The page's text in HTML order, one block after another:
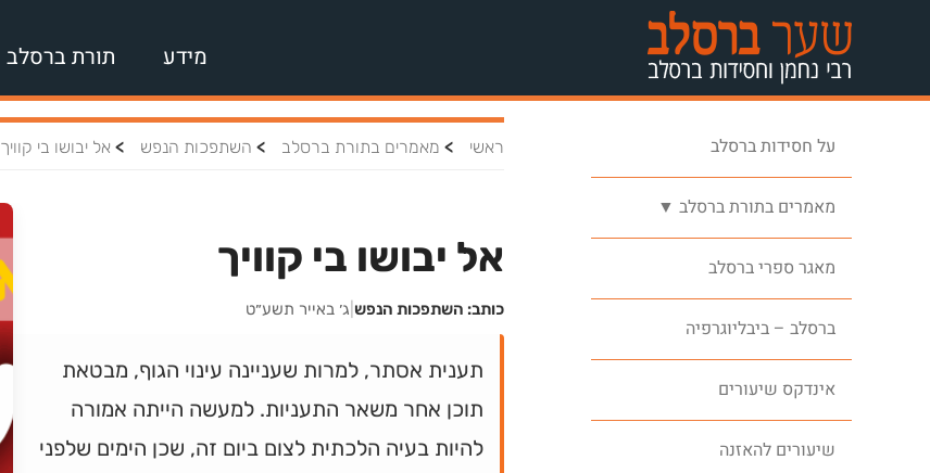
מידע תורת ברסלב
על חסידות ברסלב
מאמרים בתורת ברסלב ▼
מאגר ספרי ברסלב
ברסלב – ביבליוגרפיה
אינדקס שיעורים
שיעורים להאזנה
ראשי > מאמרים בתורת ברסלב > השתפכות הנפש > אל יבושו בי קוויך
אל יבושו בי קוויך
כותב: השתפכות הנפש ג׳ באייר תשע״ט
תענית אסתר, למרות שעניינה עינוי הגוף, מבטאת
תוכן אחר משאר התעניות. למעשה הייתה אמורה
להיות בעיה הלכתית לצום ביום זה, שכן הימים שלפני